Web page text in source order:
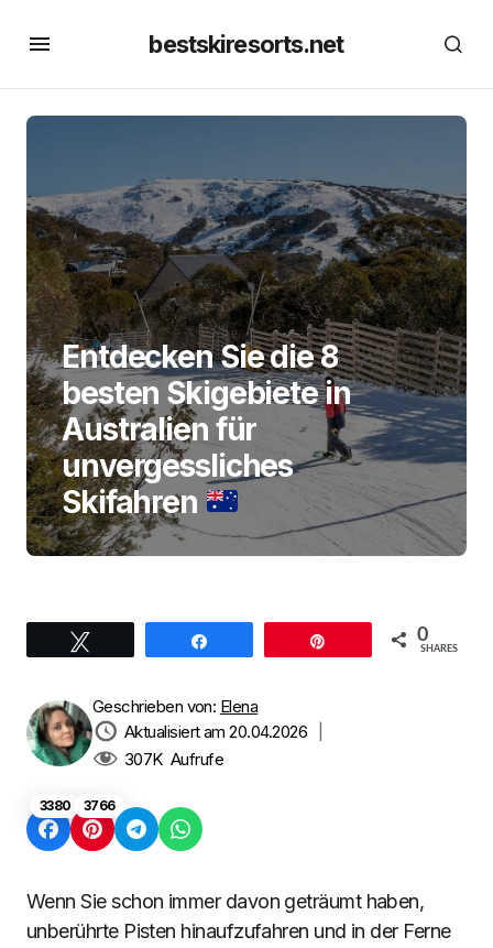
bestskiresorts.net
Entdecken Sie die 8
besten Skigebiete in
Australien für
unvergessliches
Skifahren
0
SHARES
Geschrieben von: Elena
Aktualisiert am 20.04.2026
307KAufrufe
3380 3766
Wenn Sie schon immer davon geträumt haben,
unberührte Pisten hinaufzufahren und in der Ferne